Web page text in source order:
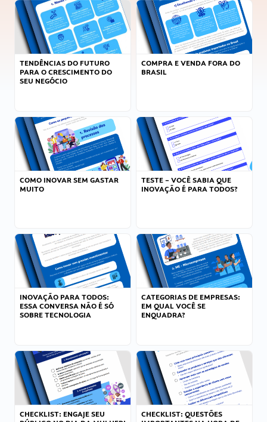
TENDÊNCIAS DO FUTURO
PARA O CRESCIMENTO DO
SEU NEGÓCIO
COMPRA E VENDA FORA DO
BRASIL
COMO INOVAR SEM GASTAR
MUITO
TESTE – VOCÊ SABIA QUE
INOVAÇÃO É PARA TODOS?
INOVAÇÃO PARA TODOS:
ESSA CONVERSA NÃO É SÓ
SOBRE TECNOLOGIA
CATEGORIAS DE EMPRESAS:
EM QUAL VOCÊ SE
ENQUADRA?
CHECKLIST: ENGAJE SEU
CHECKLIST: QUESTÕES